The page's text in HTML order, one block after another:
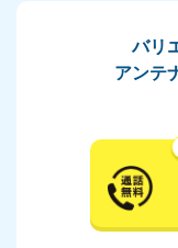
バリ
アンテ